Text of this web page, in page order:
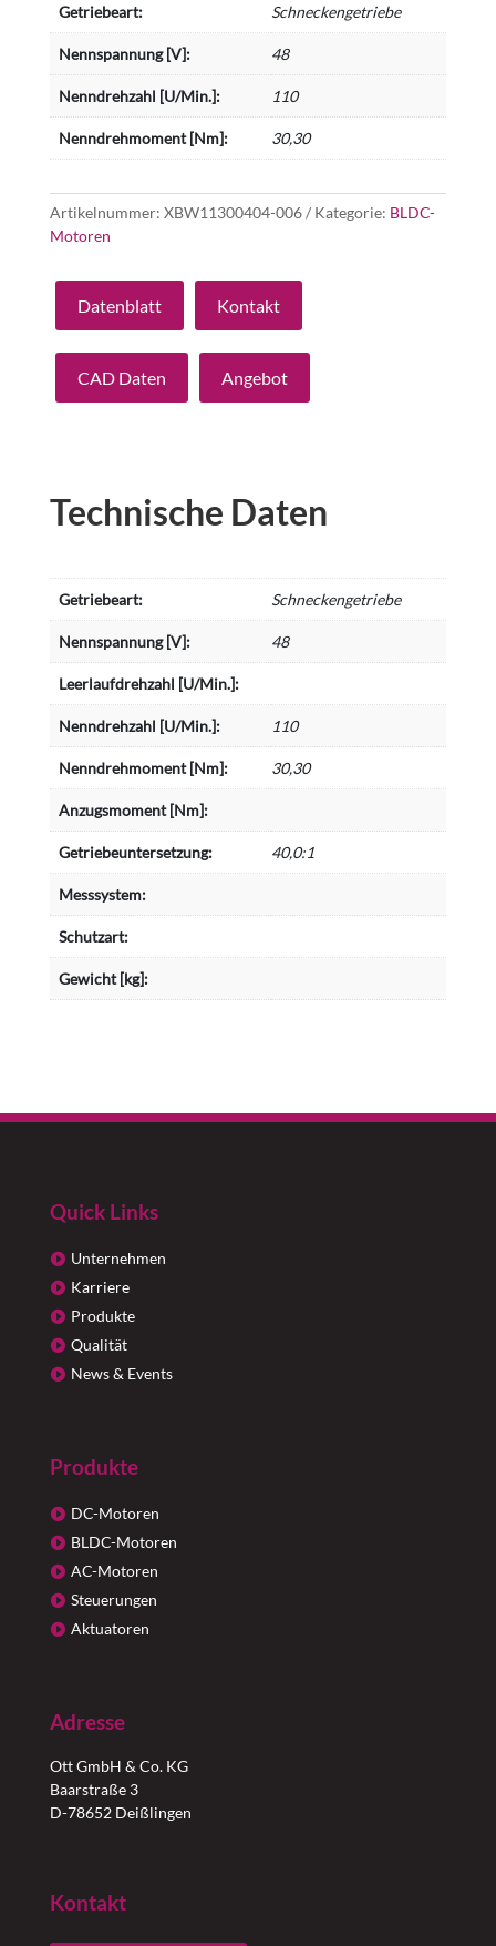
Getriebeart: Schneckengetriebe
Nennspannung [V]: 48
Nenndrehzahl [U/Min.]: 110
Nenndrehmoment [Nm]: 30,30
Artikelnummer: XBW11300404-006 Kategorie: BLDC-
Motoren
Datenblatt Kontakt
CAD Daten Angebot
Technische Daten
Getriebeart: Schneckengetriebe
Nennspannung [V]: 48
Leerlaufdrehzahl [U/Min.]:
Nenndrehzahl [U/Min.]: 110
Nenndrehmoment [Nm]: 30,30
Anzugsmoment [Nm]:
Getriebeuntersetzung: 40,0:1
Messsystem:
Schutzart:
Gewicht [kg]:
Quick Links
Unternehmen
Karriere
Produkte
Qualität
News & Events
Produkte
DC-Motoren
BLDC-Motoren
AC-Motoren
Steuerungen
Aktuatoren
Adresse
Ott GmbH & Co. KG
Baarstraße 3
D-78652 Deißlingen
Kontakt